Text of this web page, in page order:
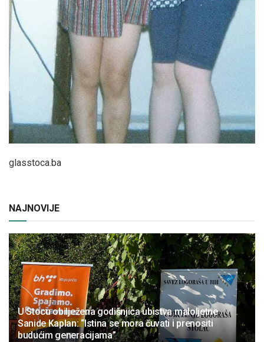
glasstoca.ba
NAJNOVIJE
U Stocu obilježena godišnjica ubistva maloljetne
Sanide Kaplan: “Istina se mora čuvati i prenositi
budućim generacijama”